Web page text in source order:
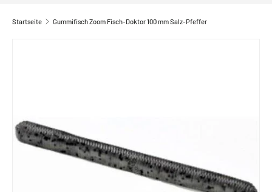
Startseite Gummifisch Zoom Fisch-Doktor 100 mm Salz-Pfeffer